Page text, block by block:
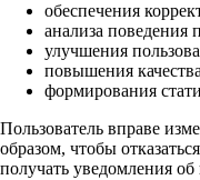
обеспечения
анализа поведения
улучшения
повышения
формирования
Пользователь вправе
образом, чтобы
получать уведомления